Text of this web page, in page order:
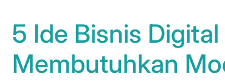
5 Ide Bisnis
Membutuhkan